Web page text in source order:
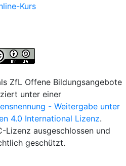
Kurs
ZfL Offene Bildungsangebote
unter einer
- Weitergabe unter
4.0 International Lizenz.
Lizenz ausgeschlossen und
geschützt.